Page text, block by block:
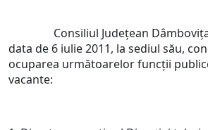
Consiliul Judeţean Dâmboviţa
data de 6 iulie 2011, la sediul său,
ocuparea următoarelor funcţii
vacante: